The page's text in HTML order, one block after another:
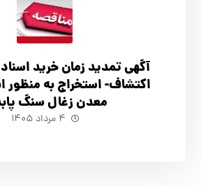
آگهي تمدید زمان خرید
اکتشاف- استخراج به منظور
معدن زغال سنگ
۴ مرداد ۱۴۰۵